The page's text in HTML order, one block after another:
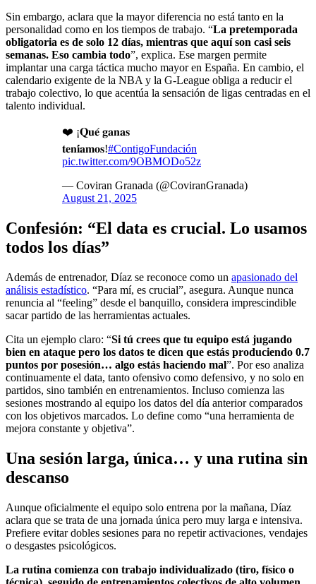
Sin embargo, aclara que la mayor diferencia no está tanto en la
personalidad como en los tiempos de trabajo. “La pretemporada
obligatoria es de solo 12 días, mientras que aquí son casi seis
semanas. Eso cambia todo”, explica. Ese margen permite
implantar una carga táctica mucho mayor en España. En cambio, el
calendario exigente de la NBA y la G-League obliga a reducir el
trabajo colectivo, lo que acentúa la sensación de ligas centradas en el
talento individual.
❤️ ¡𝐐𝐮𝐞́ 𝐠𝐚𝐧𝐚𝐬
𝐭𝐞𝐧𝐢́𝐚𝐦𝐨𝐬!#ContigoFundación
pic.twitter.com/9OBMODo52z
— Coviran Granada (@CoviranGranada)
August 21, 2025
Confesión: “El data es crucial. Lo usamos
todos los días”
Además de entrenador, Díaz se reconoce como un apasionado del
análisis estadístico. “Para mí, es crucial”, asegura. Aunque nunca
renuncia al “feeling” desde el banquillo, considera imprescindible
sacar partido de las herramientas actuales.
Cita un ejemplo claro: “Si tú crees que tu equipo está jugando
bien en ataque pero los datos te dicen que estás produciendo 0.7
puntos por posesión… algo estás haciendo mal”. Por eso analiza
continuamente el data, tanto ofensivo como defensivo, y no solo en
partidos, sino también en entrenamientos. Incluso comienza las
sesiones mostrando al equipo los datos del día anterior comparados
con los objetivos marcados. Lo define como “una herramienta de
mejora constante y objetiva”.
Una sesión larga, única… y una rutina sin
descanso
Aunque oficialmente el equipo solo entrena por la mañana, Díaz
aclara que se trata de una jornada única pero muy larga e intensiva.
Prefiere evitar dobles sesiones para no repetir activaciones, vendajes
o desgastes psicológicos.
La rutina comienza con trabajo individualizado (tiro, físico o